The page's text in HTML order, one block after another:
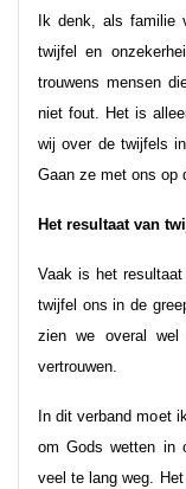
Ik denk, als familie
twijfel en
trouwens mensen
niet fout. Het is
wij over de twijfels
Gaan ze met ons op
Het resultaat van
Vaak is het
twijfel ons in de
zien we overal
vertrouwen.
In dit verband moet
om Gods wetten in
veel te lang weg.